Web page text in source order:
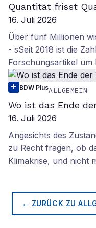
Quantität frisst
16. Juli 2026
Über fünf Millionen
- sSeit 2018 ist die
Forschungsartikel um
BDW PlusALLGEMEIN
Wo ist das Ende
16. Juli 2026
Angesichts des
zu Recht fragen, ob
Klimakrise, und nicht
← ZURÜCK ZU